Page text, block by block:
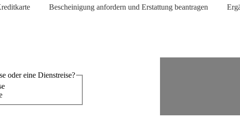
Bescheinigung anfordern und Erstattung beantragen
Urlaubsreise oder eine Dienstreise?